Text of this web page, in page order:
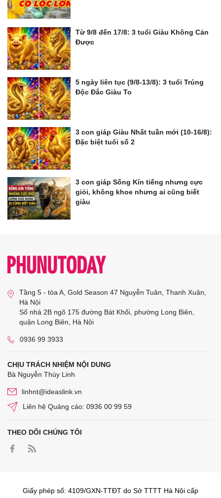
Từ 9/8 đến 17/8: 3 tuổi Giàu Không Cản
Được
5 ngày liên tục (9/8-13/8): 3 tuổi Trúng
Độc Đắc Giàu To
3 con giáp Giàu Nhất tuần mới (10-16/8):
Đặc biệt tuổi số 2
3 con giáp Sống Kín tiếng nhưng cực
giỏi, không khoe nhưng ai cũng biết
giàu
Tầng 5 - tòa A, Gold Season 47 Nguyễn Tuân, Thanh Xuân,
Hà Nội
Số nhà 2B ngõ 175 đường Bát Khối, phường Long Biên,
quận Long Biên, Hà Nội
0936 99 3933
CHỊU TRÁCH NHIỆM NỘI DUNG
Bà Nguyễn Thùy Linh
linhnt@ideaslink.vn
Liên hệ Quảng cáo: 0936 00 99 59
THEO DÕI CHÚNG TÔI
Giấy phép số: 4109/GXN-TTĐT do Sở TTTT Hà Nội cấp